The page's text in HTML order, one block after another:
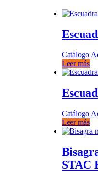
Catálogo
Leer más
Catálogo
Leer más
STAC